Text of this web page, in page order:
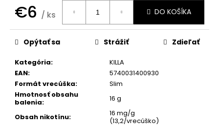
€6 / ks
cena:
DO KOŠÍKA
Kategória:
KILLA
EAN:
5740031400930
Formát vrecúška:
Slim
Hmotnosť obsahu
balenia:
16 g
Obsah nikotínu:
16 mg/g
(13,2/vrecúško)
Opýtať sa Strážiť Zdieľať
O
p
o
ú
č
a
m
e